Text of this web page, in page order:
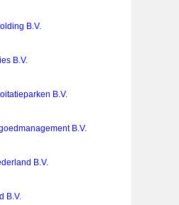
B.V.
B.V.
B.V.
B.V.
B.V.
B.V.